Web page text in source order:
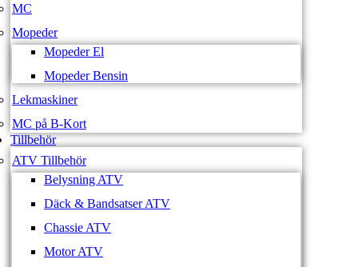
MC
Mopeder
Mopeder El
Mopeder Bensin
Lekmaskiner
MC på B-Kort
Tillbehör
ATV Tillbehör
Belysning ATV
Däck & Bandsatser ATV
Chassie ATV
Motor ATV